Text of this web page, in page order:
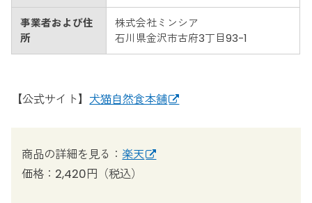
事業者および住
所
株式会社ミンシア
石川県金沢市古府3丁目93-1
【公式サイト】 犬猫自然食本舗
商品の詳細を見る： 楽天
価格：2,420円（税込）